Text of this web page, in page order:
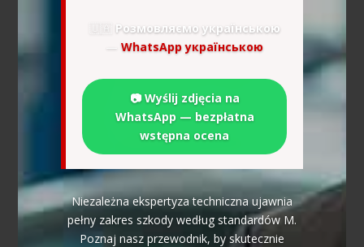
🇺🇦 Розмовляємо українською
— WhatsApp українською
📷 Wyślij zdjęcia na
WhatsApp — bezpłatna
wstępna ocena
Niezależna ekspertyza techniczna ujawnia
pełny zakres szkody według standardów M.
Poznaj nasz przewodnik, by skutecznie